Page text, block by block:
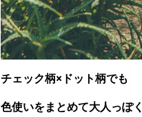
チェック柄×ドット柄でも
色使いをまとめて大人っぽく